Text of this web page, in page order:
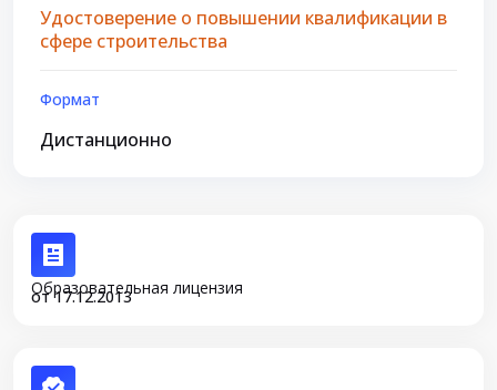
Удостоверение о повышении квалификации в
сфере строительства
Формат
Дистанционно
Образовательная лицензия
от 17.12.2013